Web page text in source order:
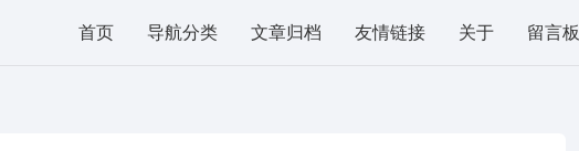
首页 导航分类 文章归档 友情链接 关于 留言板